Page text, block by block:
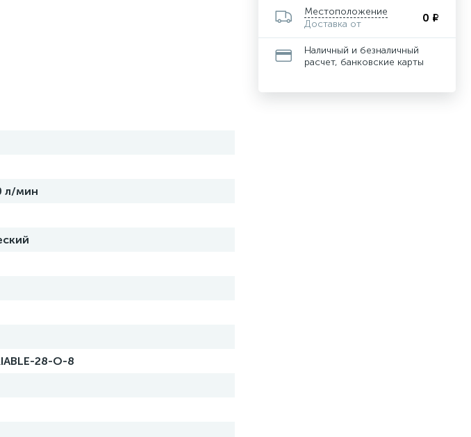
л/мин
28-O-8
Местоположение
Доставка от
0 ₽
Наличный и безналичный
расчет, банковские карты